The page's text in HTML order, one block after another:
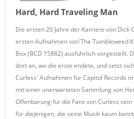
Hard, Hard Traveling Man
Die ersten 20 Jahre der Karriere von Dick
ersten Aufnahmen von'The Tumbleweed
Box (BCD 15882) ausführlich vorgestellt.
dort an, wo die erste endete, und setzt
Curless' Aufnahmen für Capitol Records
mit einer unerwarteten Sammlung von
Offenbarung für die Fans von Curless
für diejenigen, die seine Musik kaum